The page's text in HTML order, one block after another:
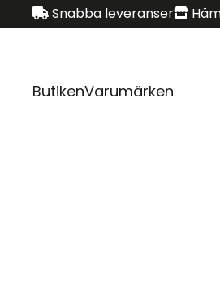
Snabba leveranser
ButikenVarumärken